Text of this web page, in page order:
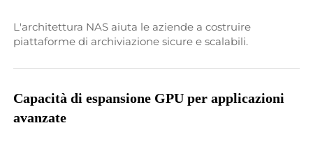
L'architettura NAS aiuta le aziende a costruire
piattaforme di archiviazione sicure e scalabili.
Capacità di espansione GPU per applicazioni
avanzate